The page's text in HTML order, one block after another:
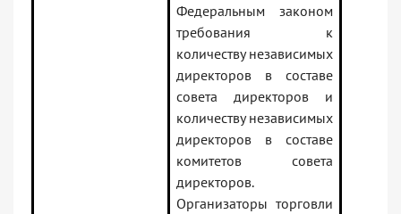
Федеральным законом
требования к
количеству независимых
директоров в составе
совета директоров и
количеству независимых
директоров в составе
комитетов совета
директоров.
Организаторы торговли